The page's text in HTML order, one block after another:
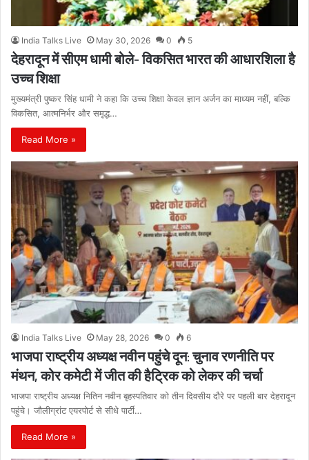
India Talks Live May 30, 2026 0 5
देहरादून में सीएम धामी बोले- विकसित भारत की आधारशिला है
उच्च शिक्षा
मुख्यमंत्री पुष्कर सिंह धामी ने कहा कि उच्च शिक्षा केवल ज्ञान अर्जन का माध्यम नहीं, बल्कि
विकसित, आत्मनिर्भर और समृद्ध…
Read More »
India Talks Live May 28, 2026 0 6
भाजपा राष्ट्रीय अध्यक्ष नवीन पहुंचे दून: चुनाव रणनीति पर
मंथन, कोर कमेटी में जीत की हैट्रिक को लेकर की चर्चा
भाजपा राष्ट्रीय अध्यक्ष नितिन नवीन बृहस्पतिवार को तीन दिवसीय दौरे पर पहली बार देहरादून
पहुंचे। जौलीग्रांट एयरपोर्ट से सीधे पार्टी…
Read More »